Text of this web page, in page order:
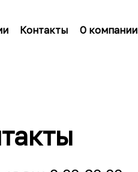
Контакты О компании